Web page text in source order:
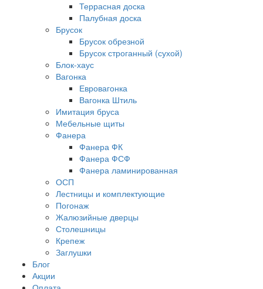
Террасная доска
Палубная доска
Брусок
Брусок обрезной
Брусок строганный (сухой)
Блок-хаус
Вагонка
Евровагонка
Вагонка Штиль
Имитация бруса
Мебельные щиты
Фанера
Фанера ФК
Фанера ФСФ
Фанера ламинированная
ОСП
Лестницы и комплектующие
Погонаж
Жалюзийные дверцы
Столешницы
Крепеж
Заглушки
Блог
Акции